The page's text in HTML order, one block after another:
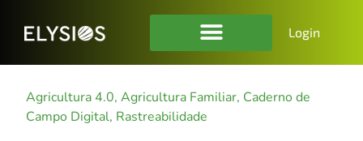
Login
Agricultura 4.0,Agricultura Familiar, Caderno de
Campo Digital, Rastreabilidade